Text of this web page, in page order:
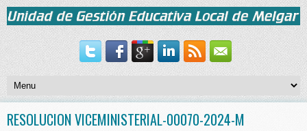
RESOLUCION VICEMINISTERIAL-00070-2024-M